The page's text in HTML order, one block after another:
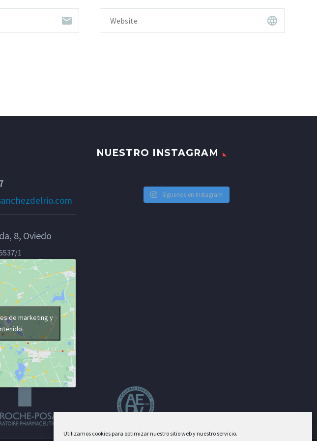
Utilizamos cookies para optimizar nuestro sitio web y nuestro servicio.
8, Oviedo
1
de marketing y
NUESTRO INSTAGRAM
Síguenos en Instagram